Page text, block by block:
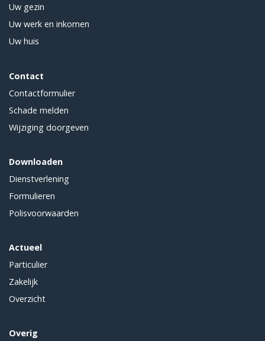
Uw gezin
Uw werk en inkomen
Uw huis
Contact
Contactformulier
Schade melden
Wijziging doorgeven
Downloaden
Dienstverlening
Formulieren
Polisvoorwaarden
Actueel
Particulier
Zakelijk
Overzicht
Overig